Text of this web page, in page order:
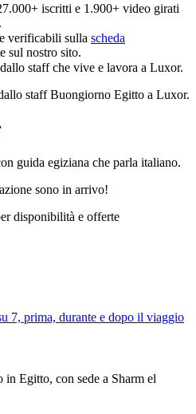
iscritti e 1.900+ video girati
.
verificabili sulla scheda
sul nostro sito.
staff che vive e lavora a Luxor.
staff Buongiorno Egitto a Luxor.
guida egiziana che parla italiano.
sono in arrivo!
disponibilità e offerte
7, prima, durante e dopo il viaggio
Egitto, con sede a Sharm el